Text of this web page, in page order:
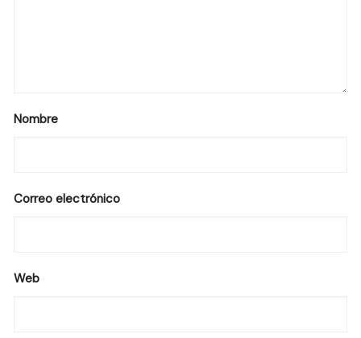
Nombre
Correo electrónico
Web